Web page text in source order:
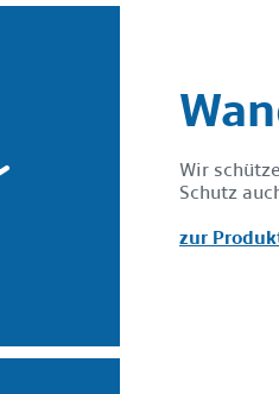
Wir
Schutz
zur